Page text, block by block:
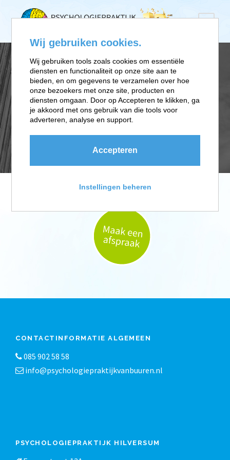
MAAK-EEN-
AFSPRAAK-
MOBIEL
CONTACTINFORMATIE ALGEMEEN
085 902 58 58
info@psychologiepraktijkvanbuuren.nl
PSYCHOLOGIEPRAKTIJK HILVERSUM
Wij gebruiken cookies.
Wij gebruiken tools zoals cookies om essentiële
diensten en functionaliteit op onze site aan te
bieden, en om gegevens te verzamelen over hoe
onze bezoekers met onze site, producten en
diensten omgaan. Door op Accepteren te klikken, ga
je akkoord met ons gebruik van die tools voor
adverteren, analyse en support.
Accepteren
Instellingen beheren